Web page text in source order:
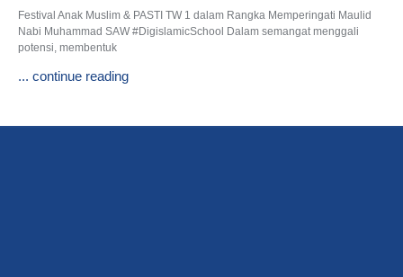
Festival Anak Muslim & PASTI TW 1 dalam Rangka Memperingati Maulid
Nabi Muhammad SAW #DigislamicSchool Dalam semangat menggali
potensi, membentuk
... continue reading